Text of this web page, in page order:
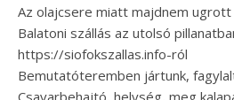
Az olajcsere miatt majdnem ugrott
Balatoni szállás az utolsó
https://siofokszallas.info-ról
Bemutatóteremben jártunk,
Csavarbehajtó, helység, meg